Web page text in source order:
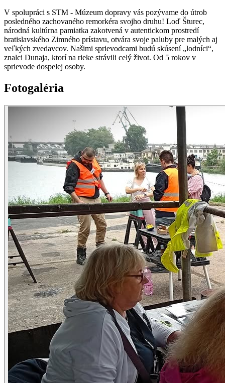
V spolupráci s STM - Múzeum dopravy vás pozývame do útrob
posledného zachovaného remorkéra svojho druhu! Loď Šturec,
národná kultúrna pamiatka zakotvená v autentickom prostredí
bratislavského Zimného prístavu, otvára svoje paluby pre malých aj
veľkých zvedavcov. Našimi sprievodcami budú skúsení „lodníci“,
znalci Dunaja, ktorí na rieke strávili celý život. Od 5 rokov v
sprievode dospelej osoby.
Fotogaléria